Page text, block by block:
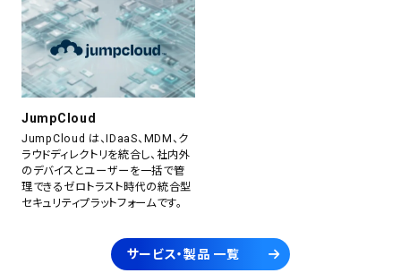
JumpCloud
JumpCloud は、IDaaS、MDM、ク
ラウドディレクトリを統合し、社内外
のデバイスとユーザーを一括で管
理できるゼロトラスト時代の統合型
セキュリティプラットフォームです。
サービス・製品 一覧